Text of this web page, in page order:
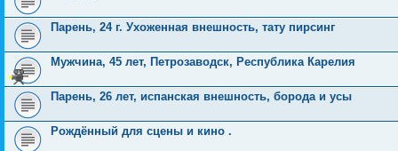
Парень, 24 г. Ухоженная внешность, тату пирсинг
Мужчина, 45 лет, Петрозаводск, Республика Карелия
Парень, 26 лет, испанская внешность, борода и усы
Рождённый для сцены и кино .